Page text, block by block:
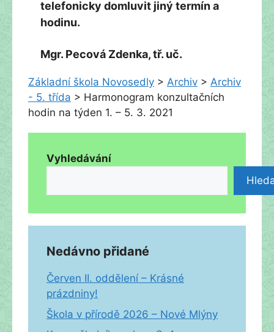
telefonicky domluvit jiný termín a
hodinu.
Mgr. Pecová Zdenka, tř. uč.
Základní škola Novosedly > Archiv > Archiv
- 5. třída > Harmonogram konzultačních
hodin na týden 1. – 5. 3. 2021
Vyhledávání
Nedávno přidané
Červen II. oddělení – Krásné
prázdniny!
Škola v přírodě 2026 – Nové Mlýny